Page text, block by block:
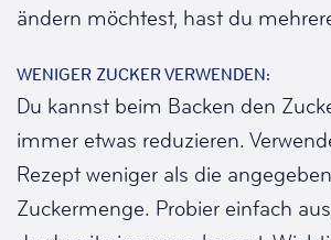
ändern möchtest, hast du
WENIGER ZUCKER VERWENDEN:
Du kannst beim Backen den
immer etwas reduzieren.
Rezept weniger als die
Zuckermenge. Probier einfach